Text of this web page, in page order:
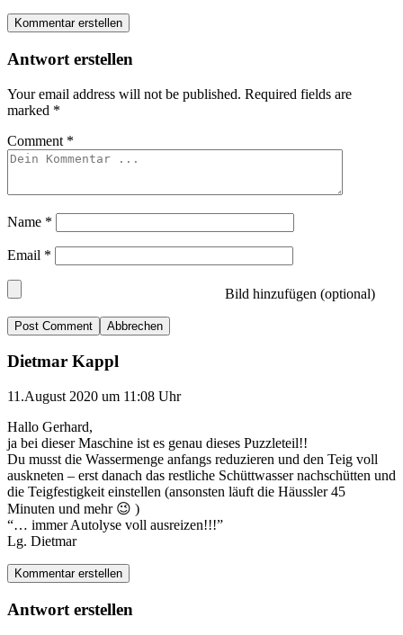
Kommentar erstellen
Antwort erstellen
Your email address will not be published. Required fields are
marked *
Comment *
Name *
Email *
Bild hinzufügen (optional)
Abbrechen
Dietmar Kappl
11.August 2020 um 11:08 Uhr
Hallo Gerhard,
ja bei dieser Maschine ist es genau dieses Puzzleteil!!
Du musst die Wassermenge anfangs reduzieren und den Teig voll
auskneten – erst danach das restliche Schüttwasser nachschütten und
die Teigfestigkeit einstellen (ansonsten läuft die Häussler 45
Minuten und mehr 😉 )
“… immer Autolyse voll ausreizen!!!”
Lg. Dietmar
Kommentar erstellen
Antwort erstellen